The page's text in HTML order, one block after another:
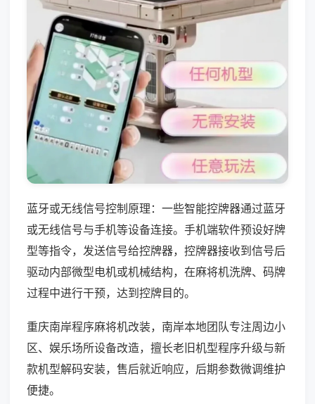
蓝牙或无线信号控制原理：一些智能控牌器通过蓝牙
或无线信号与手机等设备连接。手机端软件预设好牌
型等指令，发送信号给控牌器，控牌器接收到信号后
驱动内部微型电机或机械结构，在麻将机洗牌、码牌
过程中进行干预，达到控牌目的。
重庆南岸程序麻将机改装，南岸本地团队专注周边小
区、娱乐场所设备改造，擅长老旧机型程序升级与新
款机型解码安装，售后就近响应，后期参数微调维护
便捷。